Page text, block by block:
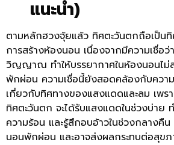
แนะนำ)
ตามหลักฮวงจุ้ยแล้ว ทิศตะวันตกถือเป็นทิ
การสร้างห้องนอน เนื่องจากมีความเชื่อว่
วิญญาณ ทำให้บรรยากาศในห้องนอนไม่
พักผ่อน ความเชื่อนี้ยังสอดคล้องกับควา
เกี่ยวกับทิศทางของแสงแดดและลม เพร
ทิศตะวันตก จะได้รับแสงแดดในช่วงบ่าย
ความร้อน และรู้สึกอบอ้าวในช่วงกลางคืน
นอนพักผ่อน และอาจส่งผลกระทบต่อสุขภ